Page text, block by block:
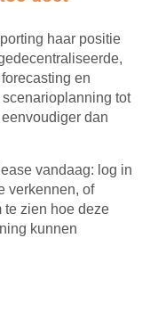
haar positie
en
tot
dan
vandaag: log in
verkennen, of
te zien hoe deze
kunnen